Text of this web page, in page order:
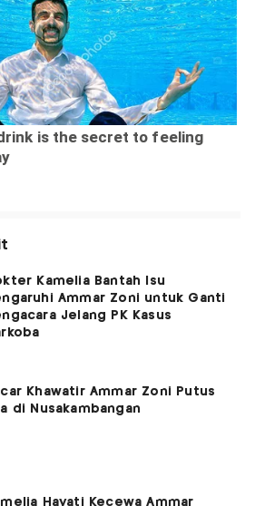
Kamelia Bantah Isu
Ammar Zoni untuk Ganti
Jelang PK Kasus
Khawatir Ammar Zoni Putus
di Nusakambangan
Hayati Kecewa Ammar